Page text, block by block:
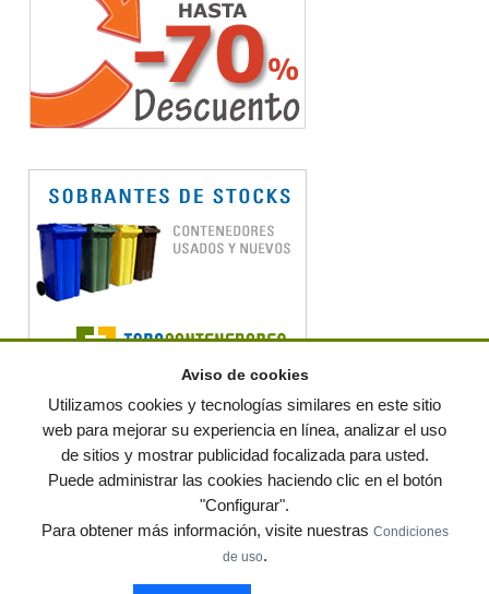
© residuos.com - Todos los derechos reservados Política de privacidad
Condiciones de uso|Contacto |Editores|Mapa web|Preguntas frecuentes|Publica
tus anuncios gratis!
Muebles de terraza y jardin Notas de prensa
Aviso de cookies
Utilizamos cookies y tecnologías similares en este sitio
web para mejorar su experiencia en línea, analizar el uso
de sitios y mostrar publicidad focalizada para usted.
Puede administrar las cookies haciendo clic en el botón
"Configurar".
Para obtener más información, visite nuestras Condiciones
de uso.